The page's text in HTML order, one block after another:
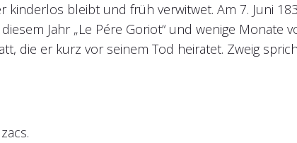
bleibt und früh verwitwet. Am 7. Juni
Jahr „Le Pére Goriot“ und wenige Monate
die er kurz vor seinem Tod heiratet. Zweig